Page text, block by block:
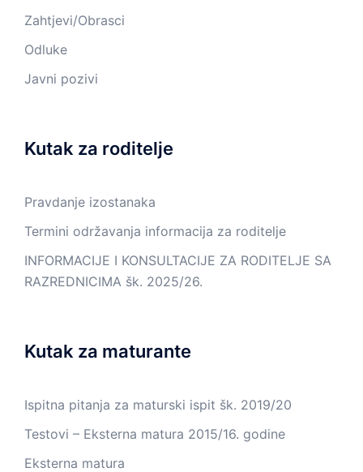
Zahtjevi/Obrasci
Odluke
Javni pozivi
Kutak za roditelje
Pravdanje izostanaka
Termini održavanja informacija za roditelje
INFORMACIJE I KONSULTACIJE ZA RODITELJE SA
RAZREDNICIMA šk. 2025/26.
Kutak za maturante
Ispitna pitanja za maturski ispit šk. 2019/20
Testovi – Eksterna matura 2015/16. godine
Eksterna matura